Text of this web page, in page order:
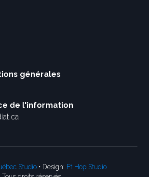
générales
de l'information
Studio • Design: Et Hop Studio